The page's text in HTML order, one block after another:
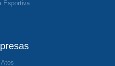
Esportiva
Atos